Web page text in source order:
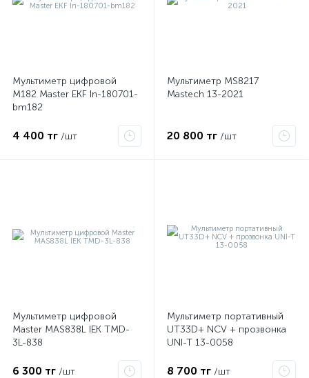
Мультиметр цифровой
M182 Master EKF In-180701-
bm182
4 400 тг /шт
Мультиметр MS8217
Mastech 13-2021
20 800 тг /шт
Мультиметр цифровой
Master MAS838L IEK TMD-
3L-838
6 300 тг /шт
Мультиметр портативный
UT33D+ NCV + прозвонка
UNI-T 13-0058
8 700 тг /шт